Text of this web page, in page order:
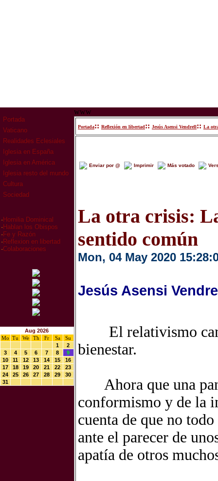
Portada
Vaticano
Realidades Eclesiales
Iglesia en España
Iglesia en América
Iglesia resto del mundo
Cultura
Sociedad
· Homilia Dominical
· Hablan los Obispos
· Fe y Razón
· Reflexion en libertad
·Colaboraciones
Aug 2026
Mo
Tu We Th Fr Sa
Su
1
2
3
4 5 6 7 8
9
10
11 12 13 14 15
16
17
18 19 20 21 22
23
24
25 26 27 28 29
30
31
www
Portada:: Reflexión en libertad:: Jesús Asensi Vendrell:: La
Enviar por @ Imprimir Más votado
La otra crisis:
sentido común
Mon, 04 May 2020
Jesús Asensi
El relativismo
bienestar.
Ahora que una
conformismo y de la
cuenta de que no todo
ante el parecer de
apatía de otros